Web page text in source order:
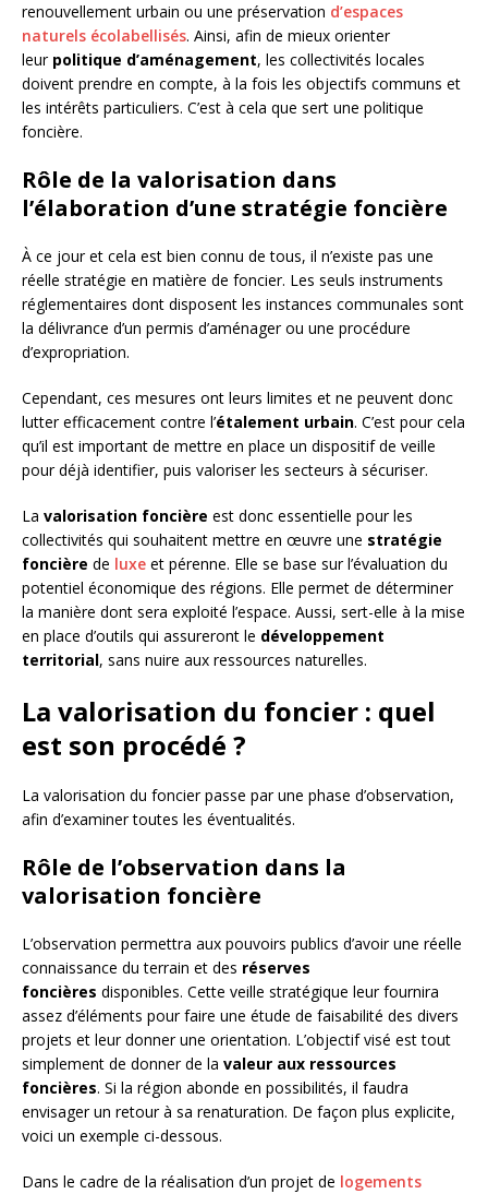
renouvellement urbain ou une préservation d’espaces
naturels écolabellisés. Ainsi, afin de mieux orienter
leur politique d’aménagement, les collectivités locales
doivent prendre en compte, à la fois les objectifs communs et
les intérêts particuliers. C’est à cela que sert une politique
foncière.
Rôle de la valorisation dans
l’élaboration d’une stratégie foncière
À ce jour et cela est bien connu de tous, il n’existe pas une
réelle stratégie en matière de foncier. Les seuls instruments
réglementaires dont disposent les instances communales sont
la délivrance d’un permis d’aménager ou une procédure
d’expropriation.
Cependant, ces mesures ont leurs limites et ne peuvent donc
lutter efficacement contre l’étalement urbain. C’est pour cela
qu’il est important de mettre en place un dispositif de veille
pour déjà identifier, puis valoriser les secteurs à sécuriser.
La valorisation foncière est donc essentielle pour les
collectivités qui souhaitent mettre en œuvre une stratégie
foncière de luxe et pérenne. Elle se base sur l’évaluation du
potentiel économique des régions. Elle permet de déterminer
la manière dont sera exploité l’espace. Aussi, sert-elle à la mise
en place d’outils qui assureront le développement
territorial, sans nuire aux ressources naturelles.
La valorisation du foncier : quel
est son procédé ?
La valorisation du foncier passe par une phase d’observation,
afin d’examiner toutes les éventualités.
Rôle de l’observation dans la
valorisation foncière
L’observation permettra aux pouvoirs publics d’avoir une réelle
connaissance du terrain et des réserves
foncières disponibles. Cette veille stratégique leur fournira
assez d’éléments pour faire une étude de faisabilité des divers
projets et leur donner une orientation. L’objectif visé est tout
simplement de donner de la valeur aux ressources
foncières. Si la région abonde en possibilités, il faudra
envisager un retour à sa renaturation. De façon plus explicite,
voici un exemple ci-dessous.
Dans le cadre de la réalisation d’un projet de logements